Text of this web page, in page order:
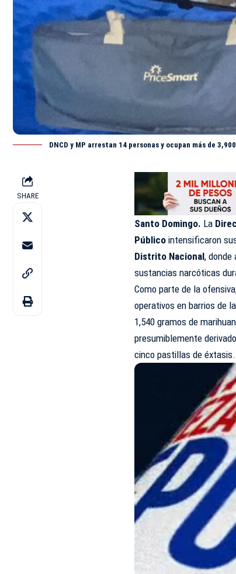
DNCD y MP arrestan 14 personas y ocupan más de
SHARE
Santo Domingo. La
Público intensificaron
Distrito Nacional, donde
sustancias narcóticas
Como parte de la
operativos en barrios de
1,540 gramos de
presumiblemente
cinco pastillas de éxtasis.